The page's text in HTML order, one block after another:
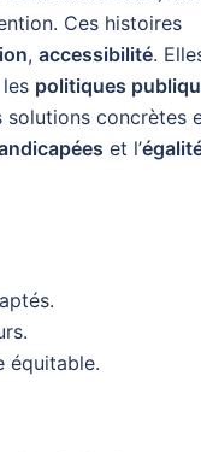
Ces histoires
, accessibilité.
politiques
solutions concrètes
et l’
équitable.